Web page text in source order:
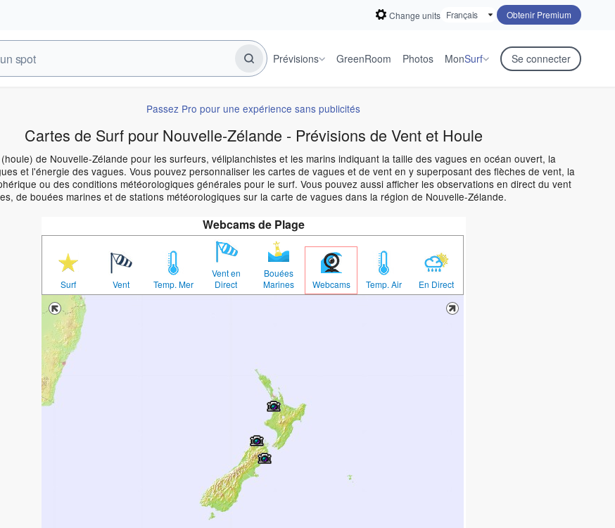
Change units Obtenir Premium
Prévisions GreenRoom Photos MonSurf Se connecter
Passez Pro pour une expérience sans publicités
Cartes de Surf pour Nouvelle-Zélande - Prévisions de Vent et Houle
de Nouvelle-Zélande pour les surfeurs, véliplanchistes et les marins indiquant la taille des vagues en océan ouvert, la
et l'énergie des vagues. Vous pouvez personnaliser les cartes de vagues et de vent en y superposant des flèches de vent, la
ou des conditions météorologiques générales pour le surf. Vous pouvez aussi afficher les observations en direct du vent
de bouées marines et de stations météorologiques sur la carte de vagues dans la région de Nouvelle-Zélande.
Webcams de Plage
Surf Vent Temp. Mer
Vent en
Direct
Bouées
Marines
Webcams Temp. Air En Direct